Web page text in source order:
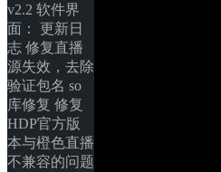
v2.2 软件界
面： 更新日
志 修复直播
源失效，去除
验证包名 so
库修复 修复
HDP官方版
本与橙色直播
不兼容的问题